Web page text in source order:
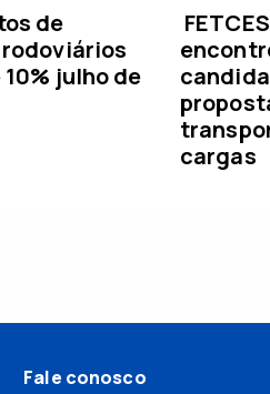
de
julho de
cargas
Fale conosco